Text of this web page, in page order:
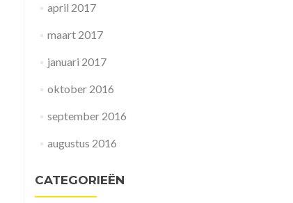
april 2017
maart 2017
januari 2017
oktober 2016
september 2016
augustus 2016
CATEGORIEËN